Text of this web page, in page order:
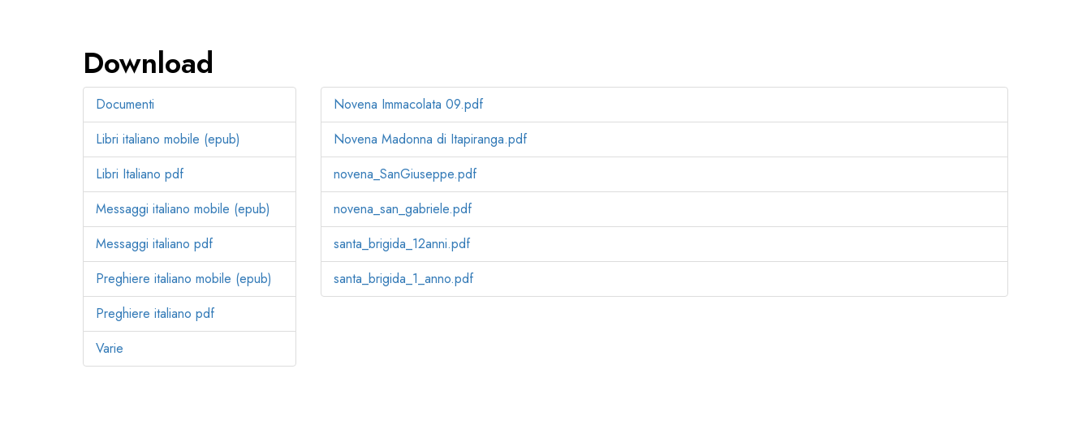
Download
Documenti
Libri italiano mobile (epub)
Libri Italiano pdf
Messaggi italiano mobile (epub)
Messaggi italiano pdf
Preghiere italiano mobile (epub)
Preghiere italiano pdf
Varie
Novena Immacolata 09.pdf
Novena Madonna di Itapiranga.pdf
novena_SanGiuseppe.pdf
novena_san_gabriele.pdf
santa_brigida_12anni.pdf
santa_brigida_1_anno.pdf